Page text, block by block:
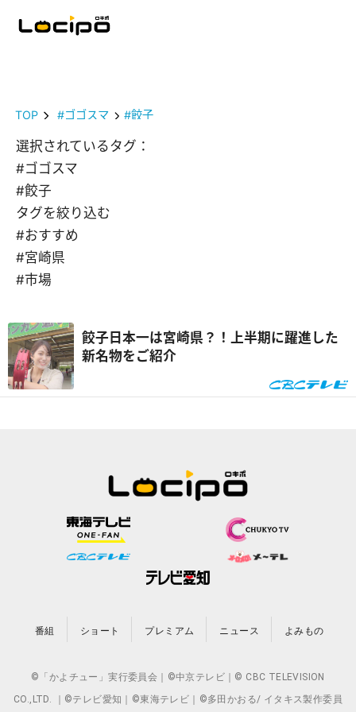
TOP #ゴゴスマ #餃子
選択されているタグ：
#ゴゴスマ
#餃子
タグを絞り込む
#おすすめ
#宮崎県
#市場
餃子日本一は宮崎県？！上半期に躍進した
新名物をご紹介
番組 ショート プレミアム ニュース よみもの
©「かよチュー」実行委員会｜©中京テレビ｜© CBC TELEVISION
CO.,LTD. ｜©テレビ愛知｜©東海テレビ｜©多田かおる/ イタキス製作委員